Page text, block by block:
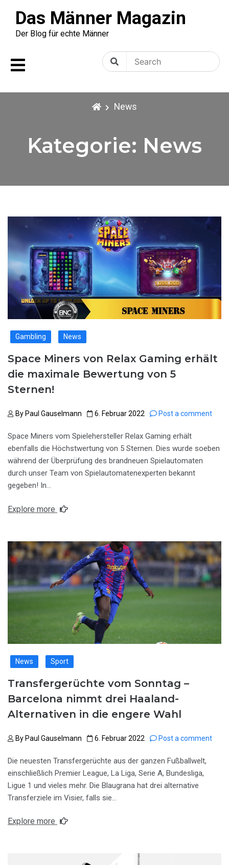
content
Das Männer Magazin
Der Blog für echte Männer
SearchSearch
for:
News
Kategorie: News
Gambling News
Space Miners von Relax Gaming erhält
die maximale Bewertung von 5
Sternen!
By Paul Gauselmann 6. Februar 2022 Post a comment
Space Miners vom Spielehersteller Relax Gaming erhält
ebenfalls die Höchstwertung von 5 Sternen. Dies wurde soeben
während der Überprüfung des brandneuen Spielautomaten
durch unser Team von Spielautomatenexperten bekannt
gegeben! In…
Explore more
News Sport
Transfergerüchte vom Sonntag –
Barcelona nimmt drei Haaland-
Alternativen in die engere Wahl
By Paul Gauselmann 6. Februar 2022 Post a comment
Die neuesten Transfergerüchte aus der ganzen Fußballwelt,
einschließlich Premier League, La Liga, Serie A, Bundesliga,
Ligue 1 und vieles mehr. Die Blaugrana hat drei alternative
Transferziele im Visier, falls sie…
Explore more